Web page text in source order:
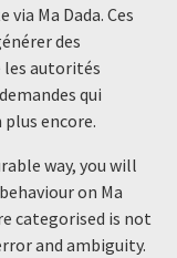
Ma Dada. Ces
des
les autorités
qui
encore.
way, you will
on Ma
categorised is not
and ambiguity.